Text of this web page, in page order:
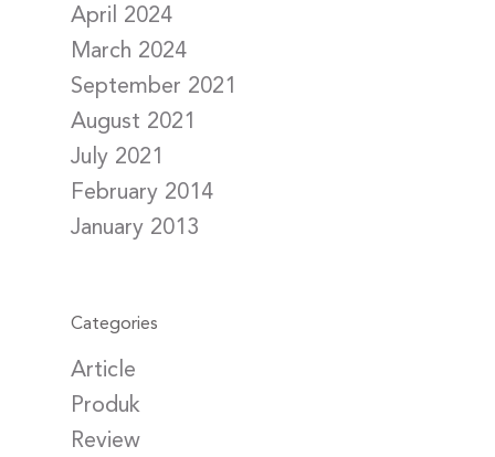
April 2024
March 2024
September 2021
August 2021
July 2021
February 2014
January 2013
Categories
Article
Produk
Review